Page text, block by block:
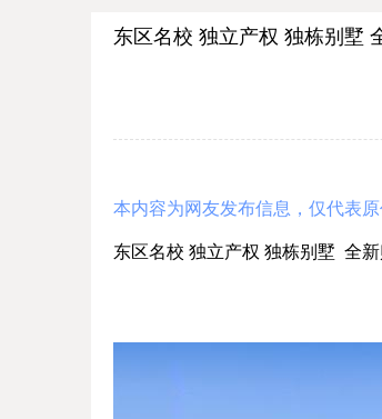
东区名校 独立产权 独栋别墅
本内容为网友发布信息，仅代表
东区名校 独立产权 独栋别墅 全